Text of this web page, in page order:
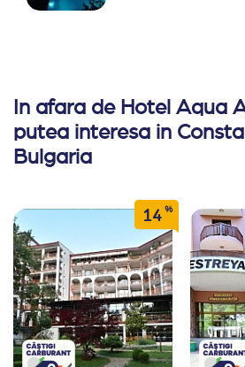
In afara de Hotel Aqua
putea interesa in
Bulgaria
14 %